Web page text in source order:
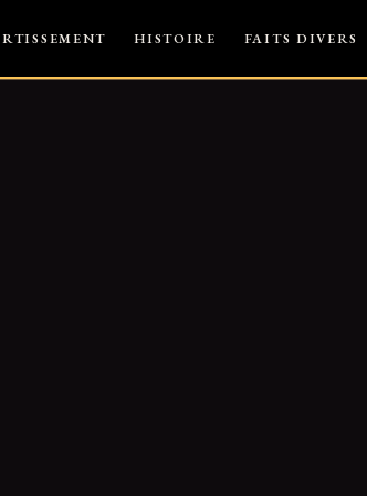
HISTOIRE FAITS DIVERS